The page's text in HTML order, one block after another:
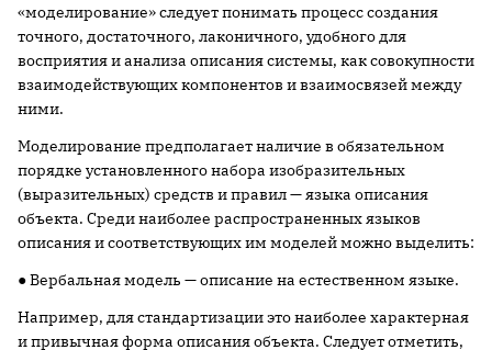
«моделирование» следует понимать процесс создания
точного, достаточного, лаконичного, удобного для
восприятия и анализа описания системы, как совокупности
взаимодействующих компонентов и взаимосвязей между
ними.
Моделирование предполагает наличие в обязательном
порядке установленного набора изобразительных
(выразительных) средств и правил — языка описания
объекта. Среди наиболее распространенных языков
описания и соответствующих им моделей можно выделить:
● Вербальная модель — описание на естественном языке.
Например, для стандартизации это наиболее характерная
и привычная форма описания объекта. Следует отметить,